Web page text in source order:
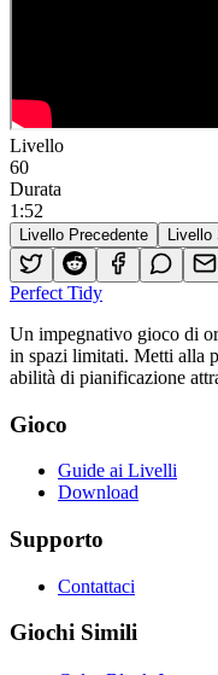
Livello
60
Durata
1 :52
Livello Precedente
Perfect Tidy
Un impegnativo gioco di
in spazi limitati. Metti alla
abilità di pianificazione
Gioco
Guide ai Livelli
Download
Supporto
Contattaci
Giochi Simili